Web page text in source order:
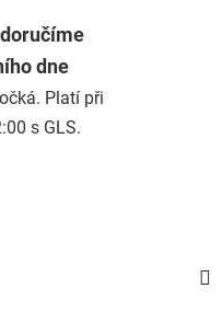
dne
Platí při
s GLS.